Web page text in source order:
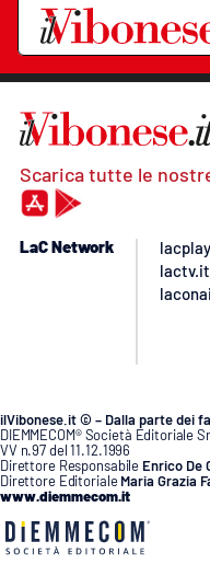
Scarica tutte le
LaC Network
lactv.it
ilVibonese.it © – Dalla parte dei
DIEMMECOM® Società Editoriale
VV n.97 del 11.12.1996
Direttore Responsabile Enrico De
Direttore Editoriale Maria Grazia
www.diemmecom.it